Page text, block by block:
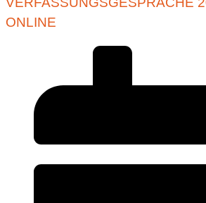
ONLINE